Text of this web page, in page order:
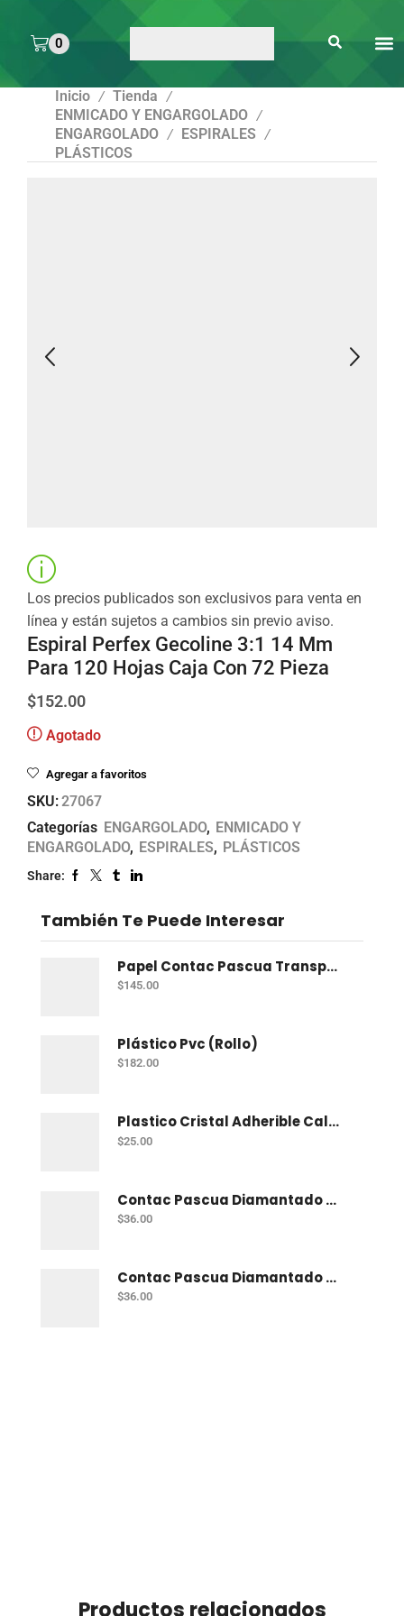
0
Inicio / Tienda /
ENMICADO Y ENGARGOLADO /
ENGARGOLADO / ESPIRALES /
PLÁSTICOS
Los precios publicados son exclusivos para venta en
línea y están sujetos a cambios sin previo aviso.
Espiral Perfex Gecoline 3:1 14 Mm
Para 120 Hojas Caja Con 72 Pieza
$152.00
Agotado
Agregar a favoritos
SKU:27067
Categorías ENGARGOLADO, ENMICADO Y
ENGARGOLADO, ESPIRALES, PLÁSTICOS
Share:
También Te Puede Interesar
Papel Contac Pascua Transparente 45 Cm X 20 Mt
$145.00
Plástico Pvc (Rollo)
$182.00
Plastico Cristal Adherible Cal. 4 Mt
$25.00
Contac Pascua Diamantado 2 Mt Fiusha
$36.00
Contac Pascua Diamantado 2 Mt Dorado
$36.00
Productos relacionados